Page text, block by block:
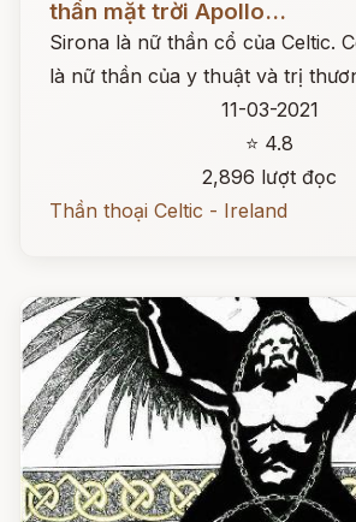
thần mặt trời Apollo...
Sirona là nữ thần cổ của Celtic.
là nữ thần của y thuật và trị
11-03-2021
⭐ 4.8
2,896 lượt đọc
Thần thoại Celtic - Ireland